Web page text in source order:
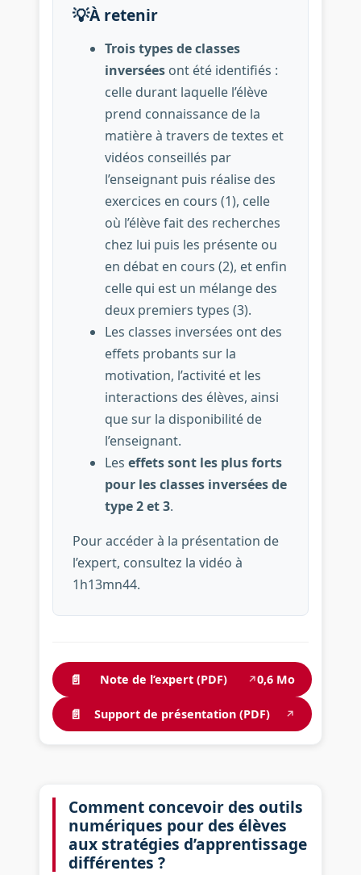
💡À retenir
Trois types de classes
inverséesont été identifiés :
celle durant laquelle l’élève
prend connaissance de la
matière à travers de textes et
vidéos conseillés par
l’enseignant puis réalise des
exercices en cours (1), celle
où l’élève fait des recherches
chez lui puis les présente ou
en débat en cours (2), et enfin
celle qui est un mélange des
deux premiers types (3).
Les classes inversées ont des
effets probants sur la
motivation, l’activité et les
interactions des élèves, ainsi
que sur la disponibilité de
l’enseignant.
Les effets sont les plus forts
pour les classes inversées de
type 2 et 3.
Pour accéder à la présentation de
l’expert, consultez la vidéo à
1h13mn44.
📄 Note de l’expert (PDF) ↗0,6 Mo
📄 Support de présentation (PDF) ↗
Comment concevoir des outils
numériques pour des élèves
aux stratégies d’apprentissage
différentes ?